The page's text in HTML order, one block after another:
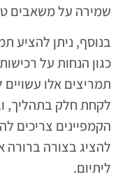
שמירה על משאבים
בנוסף, ניתן להציע
כגון הנחות על
תמריצים אלו
לקחת חלק בתהליך,
הקמפיינים צריכים
להציג בצורה ברורה
ליתיום.